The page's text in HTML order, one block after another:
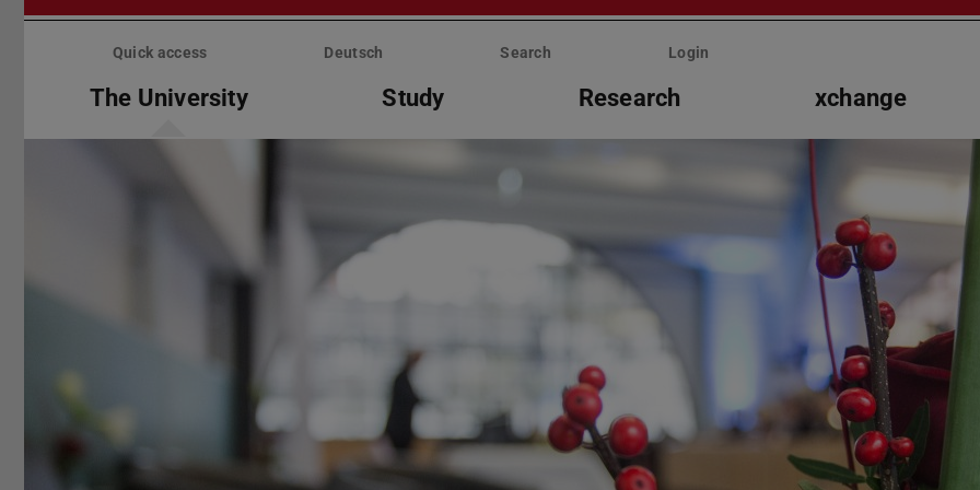
Skip
Quick access Deutsch Search Login
The University Study Research xchange